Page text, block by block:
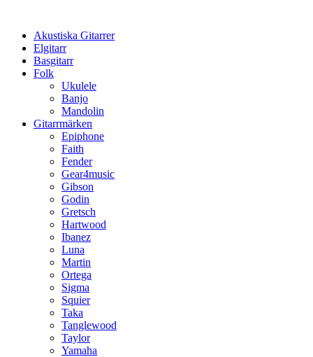
innehållAkustiska Gitarrer
Elgitarr
Basgitarr
Folk
Ukulele
Banjo
Mandolin
Gitarrmärken
Epiphone
Faith
Fender
Gear4music
Gibson
Godin
Gretsch
Hartwood
Ibanez
Luna
Martin
Ortega
Sigma
Squier
Taka
Tanglewood
Taylor
Yamaha